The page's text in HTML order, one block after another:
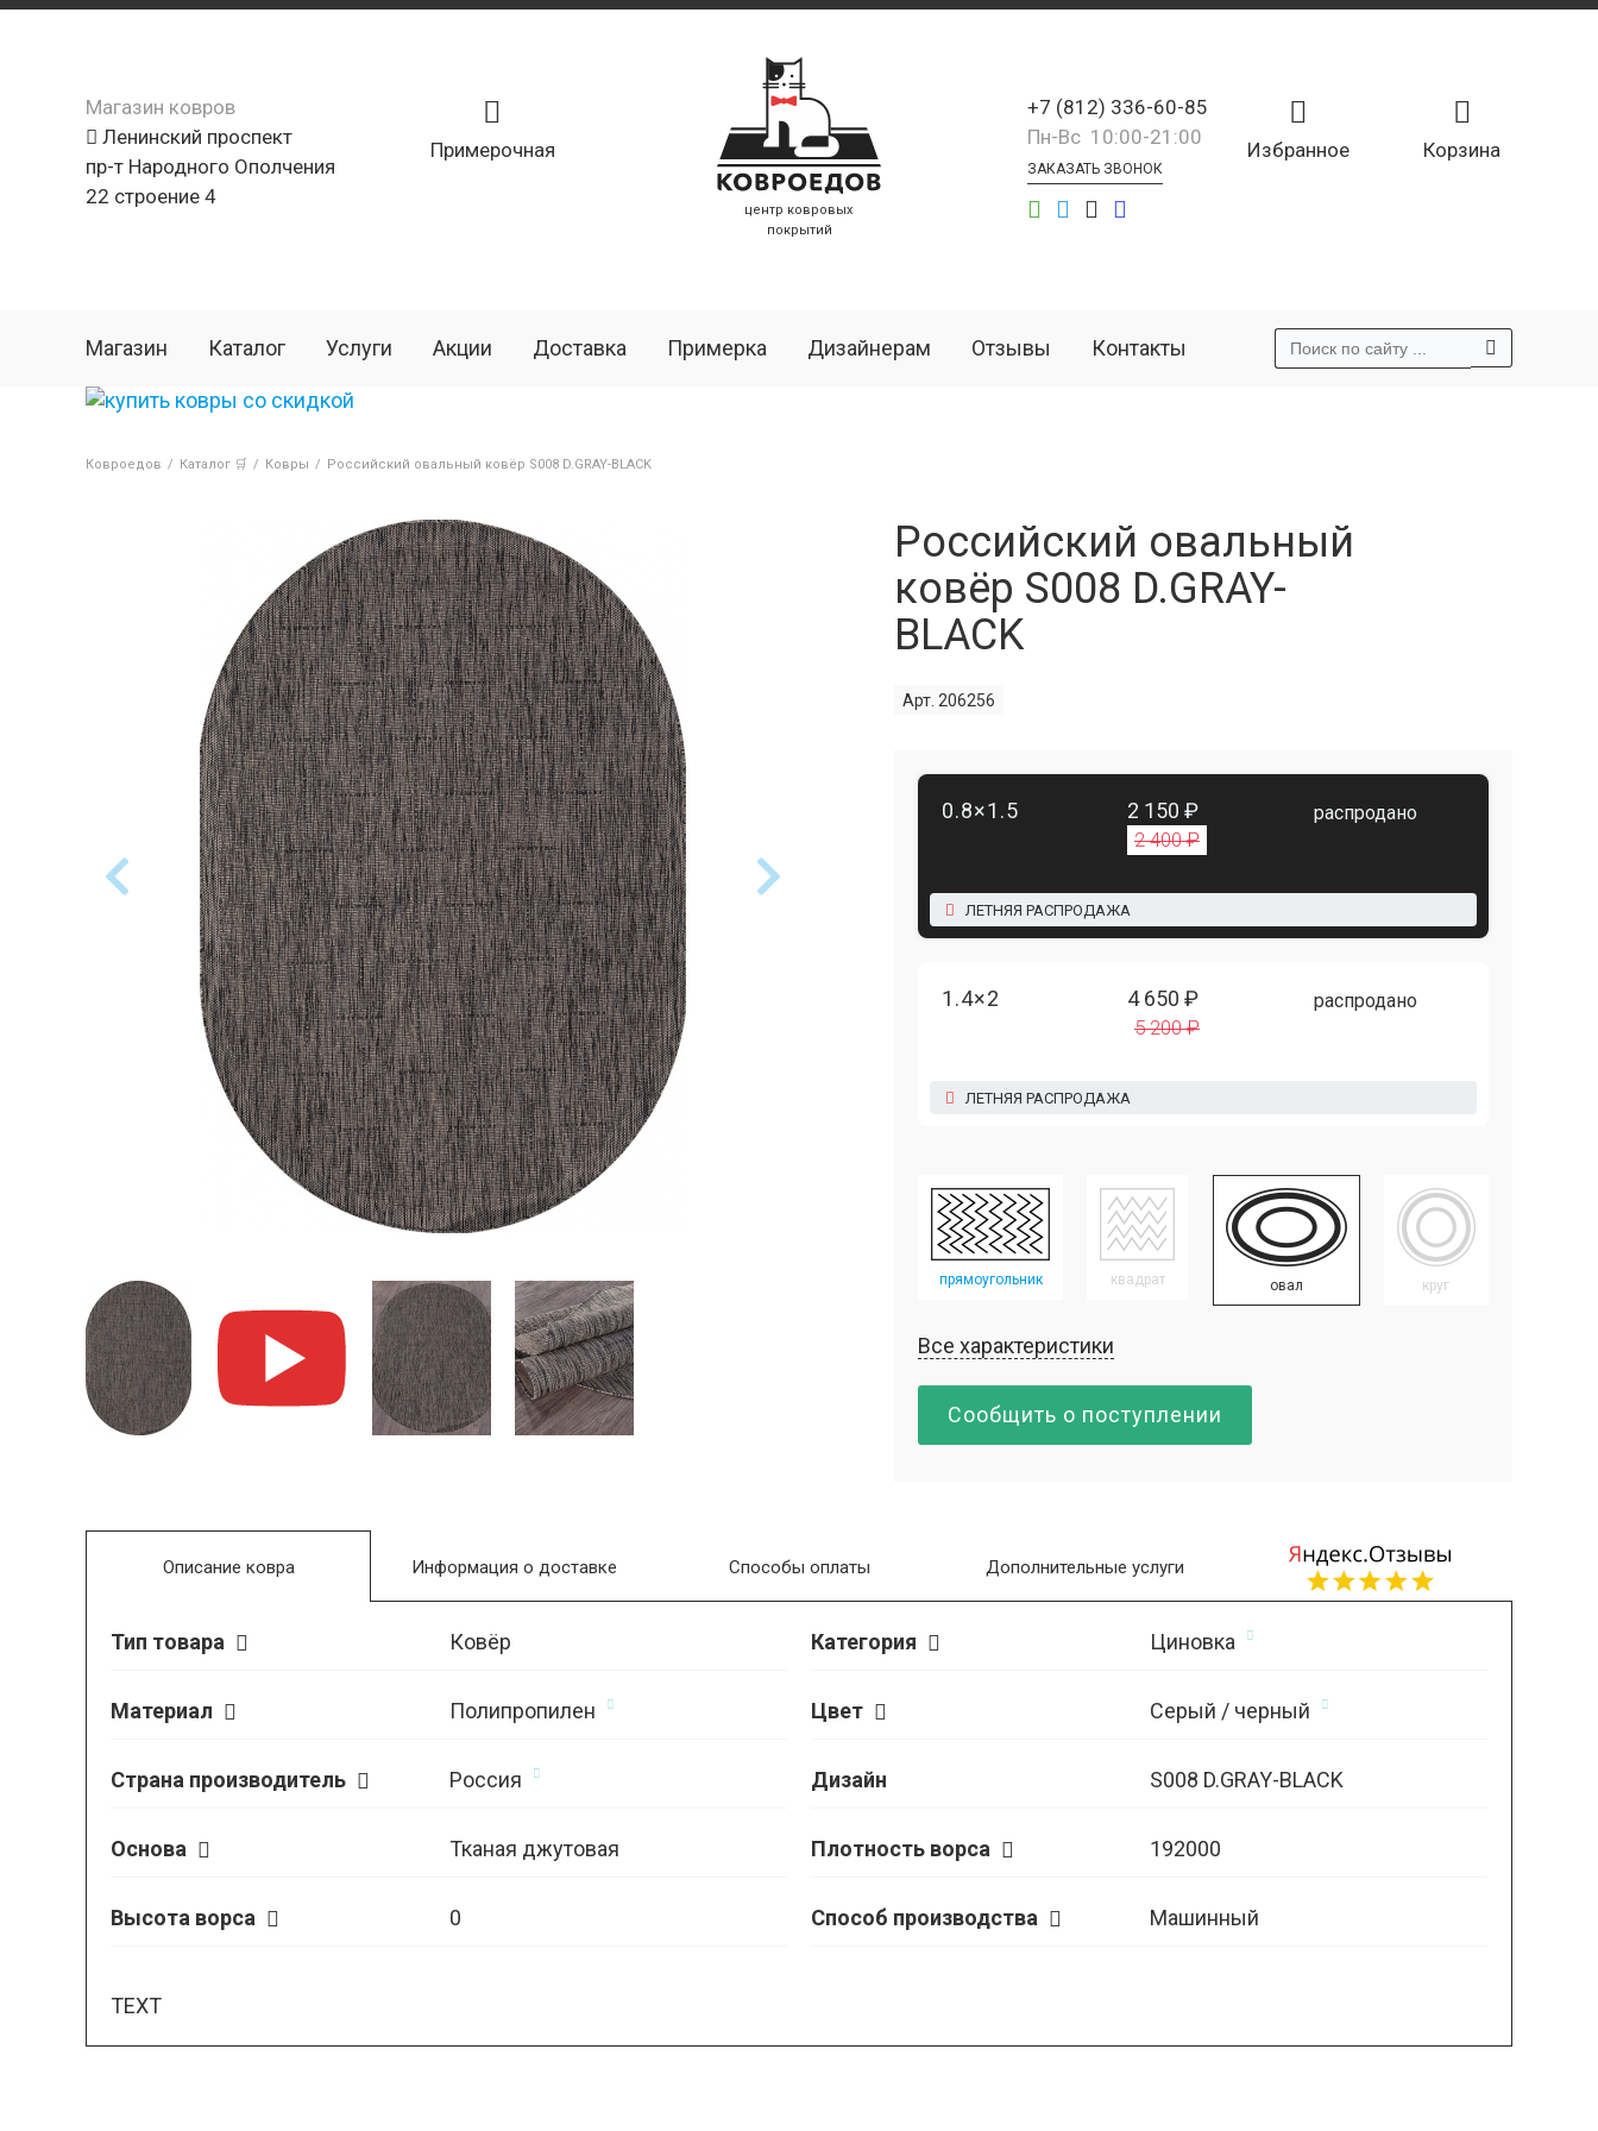
Магазин ковров
Ленинский проспект
пр-т Народного Ополчения
22 строение 4
Примерочная
центр ковровых
покрытий
Корзина
Избранное
+7 (812) 336-60-85
Пн-Вс 10:00-21:00
ЗАКАЗАТЬ ЗВОНОК
Магазин Каталог Услуги Акции Доставка Примерка Дизайнерам Отзывы Контакты
Ковроедов / Каталог 🛒 / Ковры / Российский овальный ковёр S008 D.GRAY-BLACK
Российский овальный
ковёр S008 D.GRAY-
BLACK
Арт. 206256
0.8×1.5 2 150 ₽
2 400 ₽
распродано
ЛЕТНЯЯ РАСПРОДАЖА
1.4×2 4 650 ₽
5 200 ₽
распродано
ЛЕТНЯЯ РАСПРОДАЖА
прямоугольник квадрат овал круг
Все характеристики
Сообщить о поступлении
Описание ковра
Тип товара Ковёр Категория Циновка
Материал Полипропилен Цвет Серый / черный
Страна производитель Россия Дизайн S008 D.GRAY-BLACK
Основа Тканая джутовая Плотность ворса 192000
Высота ворса 0 Способ производства Машинный
TEXT
Информация о доставке Способы оплаты Дополнительные услуги